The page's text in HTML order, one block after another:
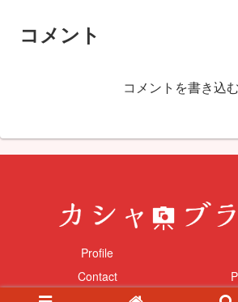
コメント
コメントを書き込む
Profile
Contact